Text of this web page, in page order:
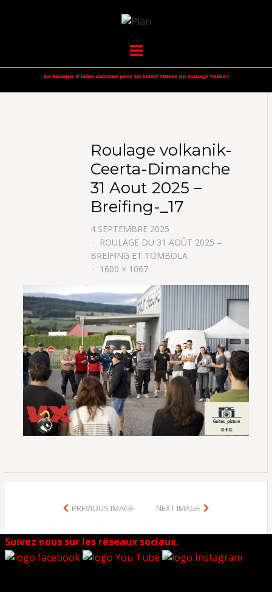
VOLKANIK-
ENDURANCE
Menu
Roulage volkanik-
Ceerta-Dimanche
31 Aout 2025 –
Breifing-_17
4 SEPTEMBRE 2025
ROULAGE DU 31 AOÛT 2025 –
BREIFING ET TOMBOLA
1600 × 1067
PREVIOUS IMAGE NEXT IMAGE
Suivez nous sur les réseaux sociaux.